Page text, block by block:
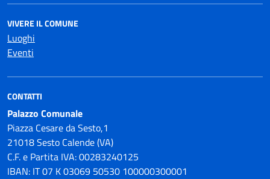
VIVERE IL COMUNE
Luoghi
Eventi
CONTATTI
Palazzo Comunale
Piazza Cesare da Sesto,1
21018 Sesto Calende (VA)
C.F. e Partita IVA: 00283240125
IBAN: IT 07 K 03069 50530 100000300001